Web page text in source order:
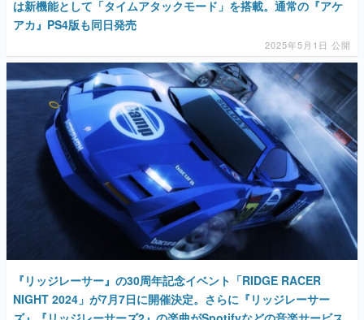
『リッジレーサー』の30周年記念イベント「RIDGE RACER
NIGHT 2024」が7月7日に開催決定。さらに『リッジレーサー
ズ』『リッジレーサーズ2』の楽曲がSpotifyなどの音楽サービス
で配信開始
2024年3月2日 公開